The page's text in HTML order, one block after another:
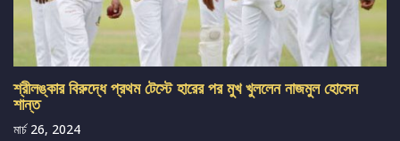
শ্রীলঙ্কার বিরুদ্ধে প্রথম টেস্টে হারের পর মুখ খুললেন নাজমুল হোসেন
শান্ত
মার্চ 26, 2024